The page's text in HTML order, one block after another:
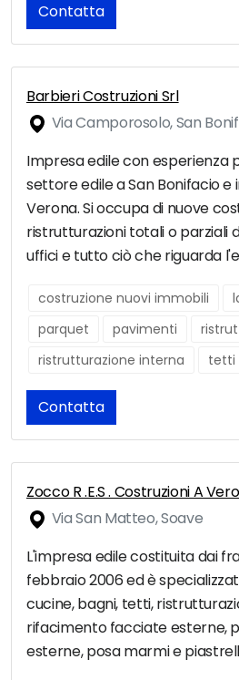
Contatta
Barbieri Costruzioni Srl
Via Camporosolo, San
Impresa edile con esperienza
settore edile a San Bonifacio e
Verona. Si occupa di nuove
ristrutturazioni totali o parziali
uffici e tutto ciò che riguarda
costruzione nuovi immobili
parquet
pavimenti
ristrutturazione interna
tetti
Contatta
Zocco R .E.S . Costruzioni A
Via San Matteo, Soave
L'impresa edile costituita dai
febbraio 2006 ed è
cucine, bagni, tetti,
rifacimento facciate esterne,
esterne, posa marmi e